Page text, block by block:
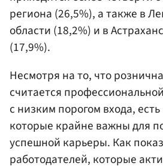
региона (26,5%), а также в
области (18,2%) и в
(17,9%).
Несмотря на то, что
считается
с низким порогом входа,
которые крайне важны для
успешной карьеры. Как
работодателей, которые